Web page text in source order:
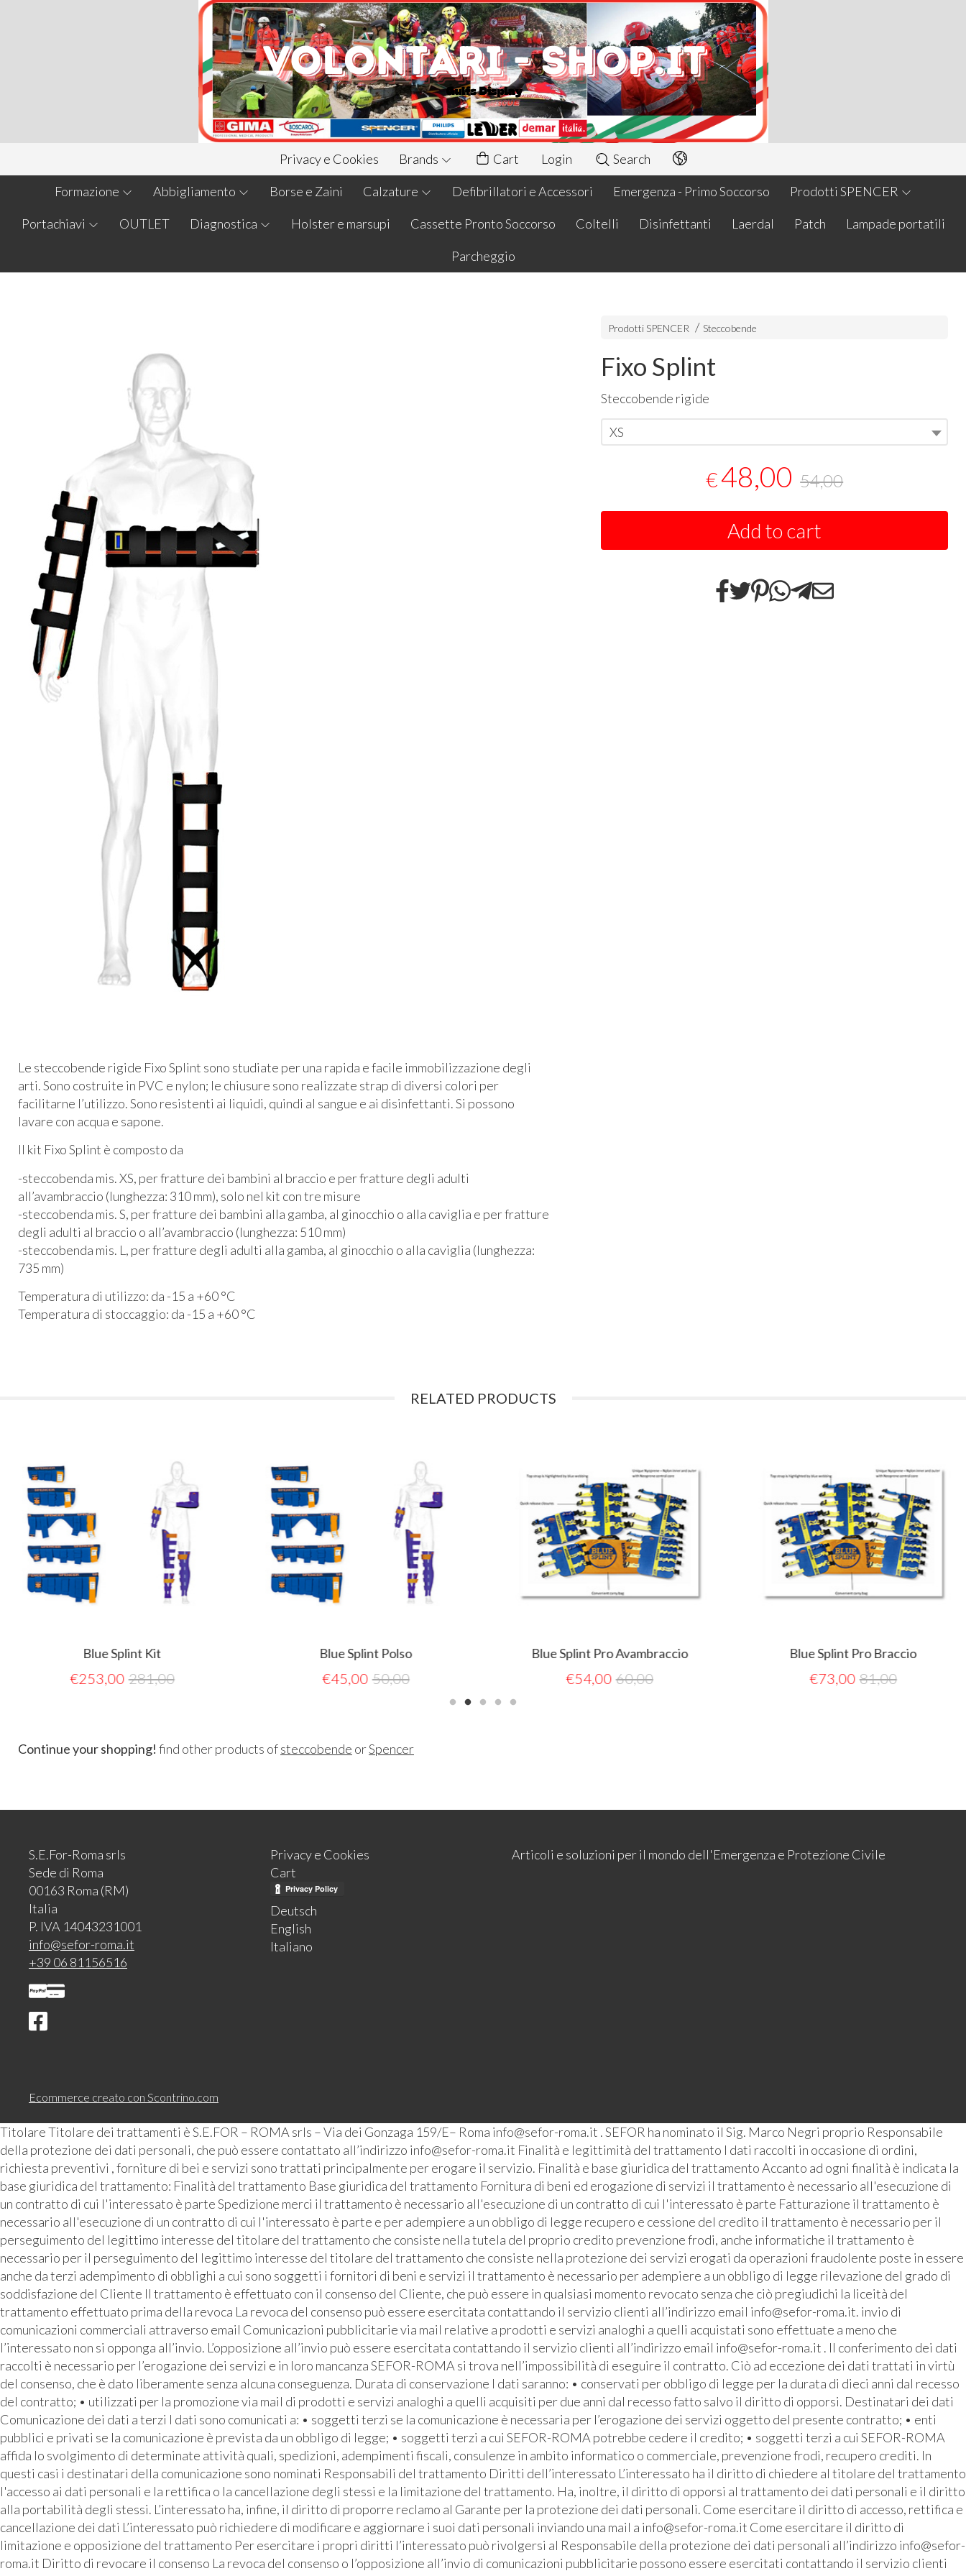
Privacy e Cookies Brands Cart Login Search
Formazione Abbigliamento Borse e Zaini Calzature Defibrillatori e Accessori Emergenza - Primo Soccorso Prodotti SPENCER
Portachiavi OUTLET Diagnostica Holster e marsupi Cassette Pronto Soccorso Coltelli Disinfettanti Laerdal Patch Lampade portatili
Parcheggio
Le steccobende rigide Fixo Splint sono studiate per una rapida e facile immobilizzazione degli
arti. Sono costruite in PVC e nylon; le chiusure sono realizzate strap di diversi colori per
facilitarne l’utilizzo. Sono resistenti ai liquidi, quindi al sangue e ai disinfettanti. Si possono
lavare con acqua e sapone.
Il kit Fixo Splint è composto da
-steccobenda mis. XS, per fratture dei bambini al braccio e per fratture degli adulti
all’avambraccio (lunghezza: 310 mm), solo nel kit con tre misure
-steccobenda mis. S, per fratture dei bambini alla gamba, al ginocchio o alla caviglia e per fratture
degli adulti al braccio o all’avambraccio (lunghezza: 510 mm)
-steccobenda mis. L, per fratture degli adulti alla gamba, al ginocchio o alla caviglia (lunghezza:
735 mm)
Temperatura di utilizzo: da -15 a +60 °C
Temperatura di stoccaggio: da -15 a +60 °C
Prodotti SPENCER Steccobende
Fixo Splint
Steccobende rigide
XS
€48,00 54,00
Add to cart
RELATED PRODUCTS
Blue Splint Kit
€253,00 281,00
Blue Splint Polso
€45,00 50,00
Blue Splint Pro Avambraccio
€54,00 60,00
Blue Splint Pro Braccio
€73,00 81,00
Continue your shopping! find other products ofsteccobende orSpencer
S.E.For-Roma srls
Sede di Roma
00163 Roma (RM)
Italia
P. IVA 14043231001
info@sefor-roma.it
+39 06 81156516
Privacy e Cookies
Cart
Deutsch
English
Italiano
Articoli e soluzioni per il mondo dell'Emergenza e Protezione Civile
Ecommerce creato con Scontrino.com
Titolare Titolare dei trattamenti è S.E.FOR – ROMA srls – Via dei Gonzaga 159/E– Roma info@sefor-roma.it . SEFOR ha nominato il Sig. Marco Negri proprio Responsabile
della protezione dei dati personali, che può essere contattato all’indirizzo info@sefor-roma.it Finalità e legittimità del trattamento I dati raccolti in occasione di ordini,
richiesta preventivi , forniture di bei e servizi sono trattati principalmente per erogare il servizio. Finalità e base giuridica del trattamento Accanto ad ogni finalità è indicata la
base giuridica del trattamento: Finalità del trattamento Base giuridica del trattamento Fornitura di beni ed erogazione di servizi il trattamento è necessario all'esecuzione di
un contratto di cui l'interessato è parte Spedizione merci il trattamento è necessario all'esecuzione di un contratto di cui l'interessato è parte Fatturazione il trattamento è
necessario all'esecuzione di un contratto di cui l'interessato è parte e per adempiere a un obbligo di legge recupero e cessione del credito il trattamento è necessario per il
perseguimento del legittimo interesse del titolare del trattamento che consiste nella tutela del proprio credito prevenzione frodi, anche informatiche il trattamento è
necessario per il perseguimento del legittimo interesse del titolare del trattamento che consiste nella protezione dei servizi erogati da operazioni fraudolente poste in essere
anche da terzi adempimento di obblighi a cui sono soggetti i fornitori di beni e servizi il trattamento è necessario per adempiere a un obbligo di legge rilevazione del grado di
soddisfazione del Cliente Il trattamento è effettuato con il consenso del Cliente, che può essere in qualsiasi momento revocato senza che ciò pregiudichi la liceità del
trattamento effettuato prima della revoca La revoca del consenso può essere esercitata contattando il servizio clienti all’indirizzo email info@sefor-roma.it. invio di
comunicazioni commerciali attraverso email Comunicazioni pubblicitarie via mail relative a prodotti e servizi analoghi a quelli acquistati sono effettuate a meno che
l’interessato non si opponga all’invio. L’opposizione all’invio può essere esercitata contattando il servizio clienti all’indirizzo email info@sefor-roma.it . Il conferimento dei dati
raccolti è necessario per l’erogazione dei servizi e in loro mancanza SEFOR-ROMA si trova nell’impossibilità di eseguire il contratto. Ciò ad eccezione dei dati trattati in virtù
del consenso, che è dato liberamente senza alcuna conseguenza. Durata di conservazione I dati saranno: • conservati per obbligo di legge per la durata di dieci anni dal recesso
del contratto; • utilizzati per la promozione via mail di prodotti e servizi analoghi a quelli acquisiti per due anni dal recesso fatto salvo il diritto di opporsi. Destinatari dei dati
Comunicazione dei dati a terzi I dati sono comunicati a: • soggetti terzi se la comunicazione è necessaria per l’erogazione dei servizi oggetto del presente contratto; • enti
pubblici e privati se la comunicazione è prevista da un obbligo di legge; • soggetti terzi a cui SEFOR-ROMA potrebbe cedere il credito; • soggetti terzi a cui SEFOR-ROMA
affida lo svolgimento di determinate attività quali, spedizioni, adempimenti fiscali, consulenze in ambito informatico o commerciale, prevenzione frodi, recupero crediti. In
questi casi i destinatari della comunicazione sono nominati Responsabili del trattamento Diritti dell’interessato L’interessato ha il diritto di chiedere al titolare del trattamento
l'accesso ai dati personali e la rettifica o la cancellazione degli stessi e la limitazione del trattamento. Ha, inoltre, il diritto di opporsi al trattamento dei dati personali e il diritto
alla portabilità degli stessi. L’interessato ha, infine, il diritto di proporre reclamo al Garante per la protezione dei dati personali. Come esercitare il diritto di accesso, rettifica e
cancellazione dei dati L’interessato può richiedere di modificare e aggiornare i suoi dati personali inviando una mail a info@sefor-roma.it Come esercitare il diritto di
limitazione e opposizione del trattamento Per esercitare i propri diritti l’interessato può rivolgersi al Responsabile della protezione dei dati personali all’indirizzo info@sefor-
roma.it Diritto di revocare il consenso La revoca del consenso o l’opposizione all’invio di comunicazioni pubblicitarie possono essere esercitati contattando il servizio clienti